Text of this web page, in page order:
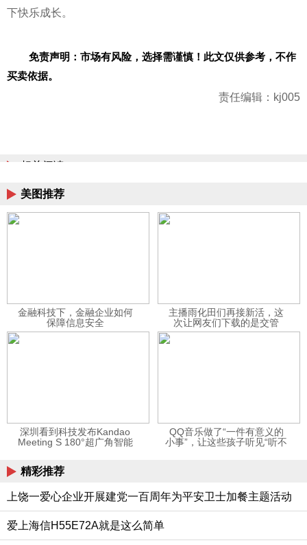
下快乐成长。
免责声明：市场有风险，选择需谨慎！此文仅供参考，不作
买卖依据。
责任编辑：kj005
相关阅读
美图推荐
金融科技下，金融企业如何
保障信息安全
主播雨化田们再接新活，这
次让网友们下载的是交管
12123APP
深圳看到科技发布Kandao
Meeting S 180°超广角智能
QQ音乐做了“一件有意义的
小事”，让这些孩子听见“听不
精彩推荐
上饶一爱心企业开展建党一百周年为平安卫士加餐主题活动
爱上海信H55E72A就是这么简单